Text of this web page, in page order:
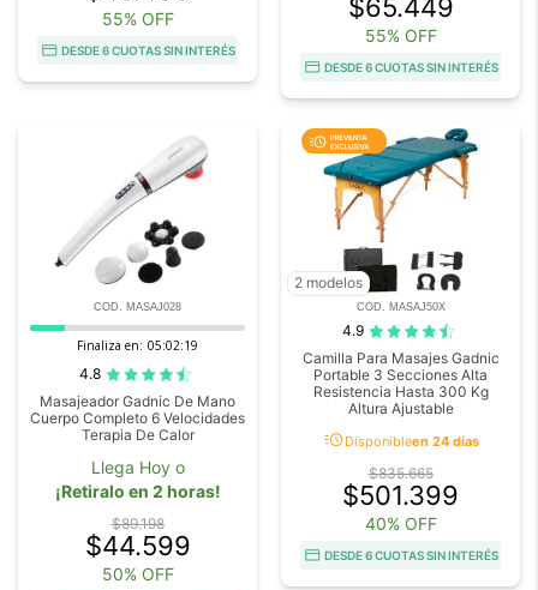
55% OFF
DESDE 6 CUOTAS SIN INTERÉS
$65.449
55% OFF
DESDE 6 CUOTAS SIN INTERÉS
COD. MASAJ028
Finaliza en: 05:02:18
4.8
Masajeador Gadnic De Mano
Cuerpo Completo 6 Velocidades
Terapia De Calor
Llega Hoy o
¡Retiralo en 2 horas!
$89.198
$44.599
50% OFF
2 modelos
COD. MASAJ50X
4.9
Camilla Para Masajes Gadnic
Portable 3 Secciones Alta
Resistencia Hasta 300 Kg
Altura Ajustable
acuteDisponibleen 24 días
$835.665
$501.399
40% OFF
DESDE 6 CUOTAS SIN INTERÉS